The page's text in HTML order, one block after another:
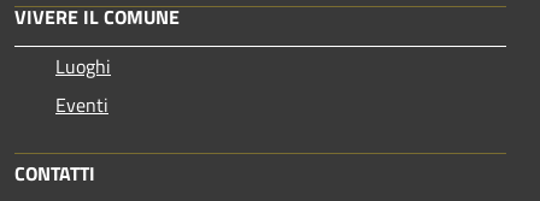
VIVERE IL COMUNE
Luoghi
Eventi
CONTATTI